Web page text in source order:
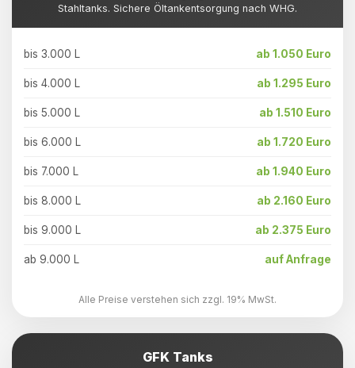
Stahltanks. Sichere Öltankentsorgung nach WHG.
bis 3.000 L ab 1.050 Euro
bis 4.000 L ab 1.295 Euro
bis 5.000 L ab 1.510 Euro
bis 6.000 L ab 1.720 Euro
bis 7.000 L ab 1.940 Euro
bis 8.000 L ab 2.160 Euro
bis 9.000 L ab 2.375 Euro
ab 9.000 L auf Anfrage
Alle Preise verstehen sich zzgl. 19% MwSt.
GFK Tanks